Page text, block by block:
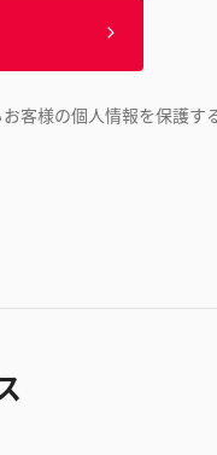
客様の個人情報を保護